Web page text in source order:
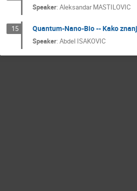
Speaker: Aleksandar MASTILOVIC
15 Quantum-Nano-Bio -- Kako
Speaker: Abdel ISAKOVIC